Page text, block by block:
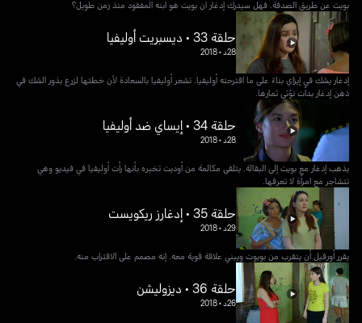
بويت عن طريق الصدفة. فهل سيدرك إدغار أن بويت هو ابنه المفقود منذ زمن طويل؟
حلقة 33 • ديسبريت أوليفيا
28د •
2018
إدغار يشك في إيزاي بناءً على ما اقترحته أوليفيا. تشعر أوليفيا بالسعادة لأن خطتها لزرع بذور الشك في
ذهن إدغار بدأت تؤتي ثمارها.
حلقة 34 • إيساي ضد أوليفيا
28د •
2018
يذهب إدغار مع بويت إلى البقالة. يتلقى مكالمة من أوديت تخبره بأنها رأت أوليفيا في فيديو وهي
تتشاجر مع امرأة لا تعرفها.
حلقة 35 • إدغارز ريكويست
29د •
2018
يقرر أورفيل أن يتقرب من بويوت ويبني علاقة قوية معه. إنه مصمم على الاقتراب منه.
حلقة 36 • ديزوليشن
26د •
2018